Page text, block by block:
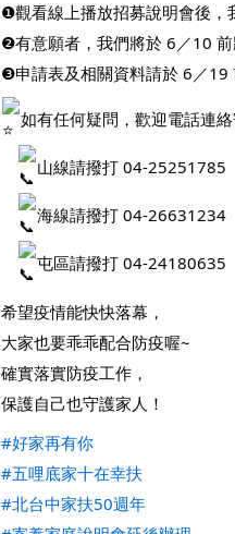
❶觀看線上播放招募說明會後，
❷有意願者，我們將於 6／10 前
❸申請表及相關資料請於 6／19
如有任何疑問，歡迎電話連
山線請撥打 04-25251785
海線請撥打 04-26631234
屯區請撥打 04-24180635
希望疫情能快快落幕，
大家也要乖乖配合防疫喔~
確實落實防疫工作，
保護自己也守護家人！
#好家再有你
#五哩底家十在幸扶
#北台中家扶50週年